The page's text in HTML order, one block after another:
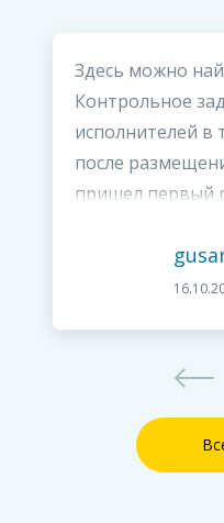
Здесь можно
Контрольное
исполнителей в
после
пришел первый